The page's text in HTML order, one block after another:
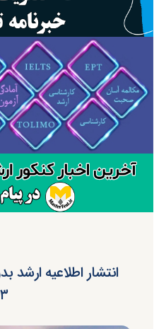
انتشار اطلاعیه ارشد